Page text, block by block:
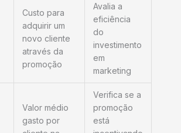
Custo para
adquirir um
novo cliente
através da
promoção
Avalia a
eficiência
do
investimento
em
marketing
Valor médio
gasto por
Verifica se a
promoção
está